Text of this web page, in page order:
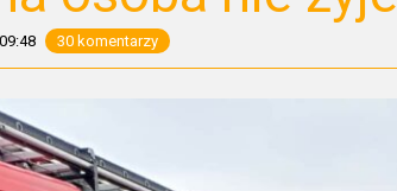
09:48 30 komentarzy